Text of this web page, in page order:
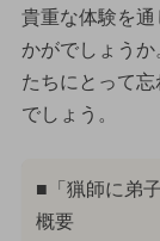
貴重な体験を
かがでしょう
たちにとって
でしょう。
■「猟師に弟
概要